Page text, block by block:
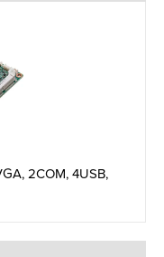
2COM, 4USB,